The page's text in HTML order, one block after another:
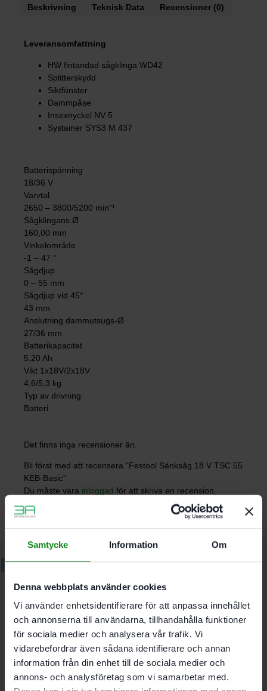
Samtycke Information Om
Denna webbplats använder cookies
Vi använder enhetsidentifierare för att anpassa innehållet
och annonserna till användarna, tillhandahålla funktioner
för sociala medier och analysera vår trafik. Vi
vidarebefordrar även sådana identifierare och annan
information från din enhet till de sociala medier och
annons- och analysföretag som vi samarbetar med.
Beskrivning Teknisk Data Recensioner (0)
Leveransomfattning
HW fintandad sågklinga WD42
Splitterskydd
Siktfönster
Dammpåse
Insexnyckel NV 5
Systainer SYS3 M 437
Batterispänning
18/36 V
Varvtal
2650 – 3800/5200 min⁻¹
Sågklingans Ø
160,00 mm
Vinkelområde
-1 – 47 °
Sågdjup
0 – 55 mm
Sågdjup vid 45°
43 mm
Anslutning dammutsugs-Ø
27/36 mm
Batterikapacitet
5,20 Ah
Vikt 1x18V/2x18V
4,6/5,3 kg
Typ av drivning
Batteri
Det finns inga recensioner än.
Bli först med att recensera ”Festool Sänksåg 18 V TSC 55
KEB-Basic”
Du måste vara inloggad för att skriva en recension.
Relaterade produkter
Festool Sågklinga KSB-
SORT/3 W/L/A 160×1,8
2549kr